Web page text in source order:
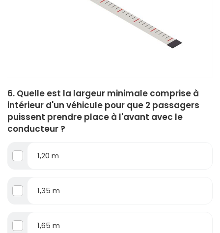
6. Quelle est la largeur minimale comprise à
intérieur d'un véhicule pour que 2 passagers
puissent prendre place à l'avant avec le
conducteur ?
1,20 m
1,35 m
1,65 m